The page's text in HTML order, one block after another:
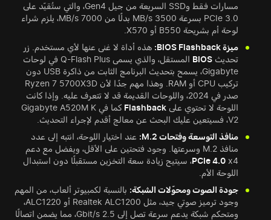
مسارات فقط وSSD السريعة من جيل Gen4، والتي ستُقيّد على
PCIe 3.0 بسرعة 3500 MB/s بدلًا من 7000 MB/s، يلزم شراء
لوحة أم بشريحة B550 أو X570.
ميزة BIOS Flashback:
هذه أداة لا غنى عنها لأي مستخدم. زر
تحديث BIOS
المستقل، والذي يسمى Q-Flash Plus في لوحات
Gigabyte، يسمح بتحديث البرنامج الثابت من ذاكرة USB دون
تركيب CPU أو RAM. وهذا مهم جدًا لأن Ryzen 7 5700X3D
صدر في 2024، واللوحات القديمة قد لا تتعرف عليه. وإذا كانت
اللوحة لا تحتوي على Flashback
كما في Gigabyte A520M K
V2، فسيتعين عليك البحث عن معالج أقدم لإجراء التحديث.
منافذ التوسعة وفتحات M.2:
عند اختيار اللوحة، انتبه إلى عدد
منافذ M.2 وسرعتها. وجود فتحتين على الأقل، ويفضل مع دعم
PCIe 4.0x4، سيتيح زيادة سعة التخزين مستقبلًا دون استبدال
اللوحة الأم.
جودة الصوت ومحوّلات الشبكة: بالنسبة لكمبيوتر ألعاب، من المهم
وجود ترميز صوتي جيد، مثل Realtek ALC1200 أو ALC1220،
ومتحكم شبكة يدعم سرعة تصل إلى 2.5 Gbit/s، مما يضمن اتصالًا